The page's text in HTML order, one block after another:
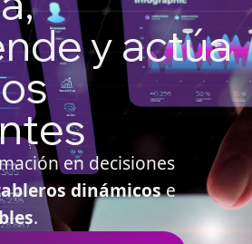
y actúa
en decisiones
dinámicose
.